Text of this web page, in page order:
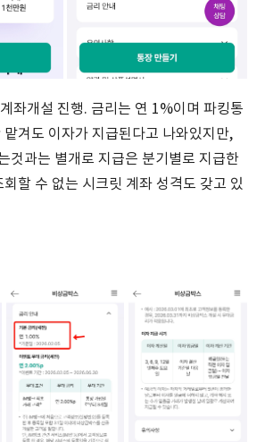
좌개설 진행. 금리는 연 1%이며 파킹통
겨도 이자가 지급된다고 나와있지만,
것과는 별개로 지급은 분기별로 지급한
할 수 없는 시크릿 계좌 성격도 갖고 있